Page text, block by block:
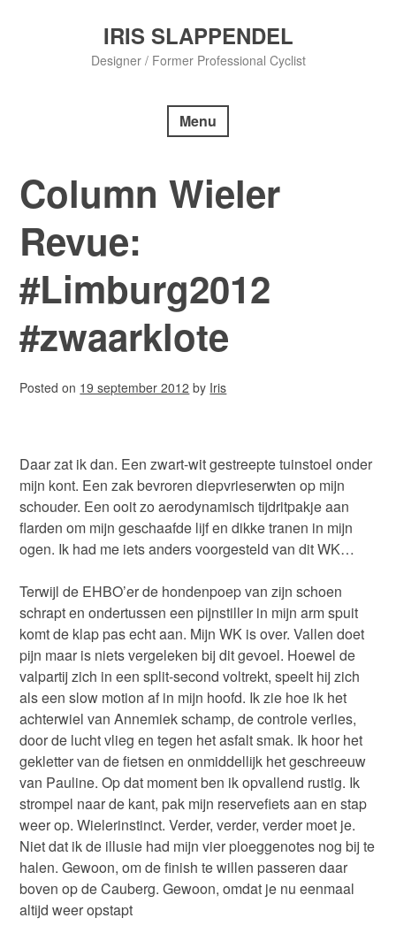
IRIS SLAPPENDEL
Designer / Former Professional Cyclist
Menu
Column Wieler
Revue:
#Limburg2012
#zwaarklote
Posted on 19 september 2012 by Iris
Daar zat ik dan. Een zwart-wit gestreepte tuinstoel onder
mijn kont. Een zak bevroren diepvrieserwten op mijn
schouder. Een ooit zo aerodynamisch tijdritpakje aan
flarden om mijn geschaafde lijf en dikke tranen in mijn
ogen. Ik had me iets anders voorgesteld van dit WK…
Terwijl de EHBO’er de hondenpoep van zijn schoen
schrapt en ondertussen een pijnstiller in mijn arm spuit
komt de klap pas echt aan. Mijn WK is over. Vallen doet
pijn maar is niets vergeleken bij dit gevoel. Hoewel de
valpartij zich in een split-second voltrekt, speelt hij zich
als een slow motion af in mijn hoofd. Ik zie hoe ik het
achterwiel van Annemiek schamp, de controle verlies,
door de lucht vlieg en tegen het asfalt smak. Ik hoor het
gekletter van de fietsen en onmiddellijk het geschreeuw
van Pauline. Op dat moment ben ik opvallend rustig. Ik
strompel naar de kant, pak mijn reservefiets aan en stap
weer op. Wielerinstinct. Verder, verder, verder moet je.
Niet dat ik de illusie had mijn vier ploeggenotes nog bij te
halen. Gewoon, om de finish te willen passeren daar
boven op de Cauberg. Gewoon, omdat je nu eenmaal
altijd weer opstapt